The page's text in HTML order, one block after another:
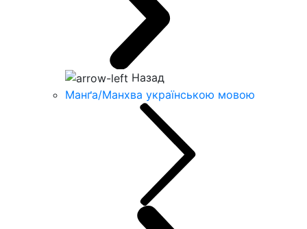
Назад
Манґа/Манхва українською мовою